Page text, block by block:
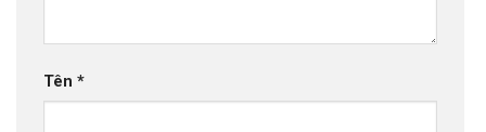
Tên *